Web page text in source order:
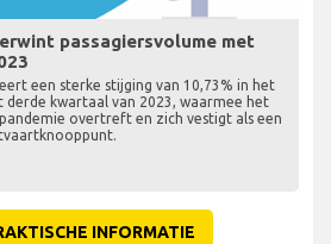
passagiersvolume met
een sterke stijging van 10,73% in het
derde kwartaal van 2023, waarmee het
overtreft en zich vestigt als een
INFORMATIE